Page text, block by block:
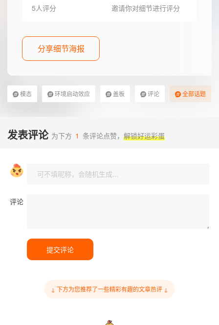
5人评分 邀请你对细节进行评分
分享细节海报
模态 环境启动效应 盖板 评论 全部话题
发表评论 为下方 1 条评论点赞， 解锁好运彩蛋
评论
提交评论
↓ 下方为您推荐了一些精彩有趣的文章热评 ↓